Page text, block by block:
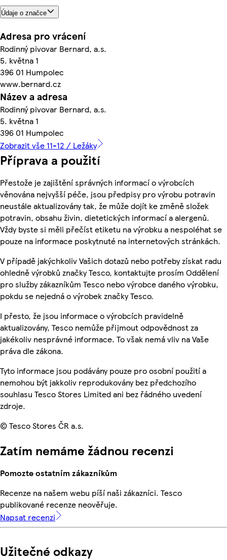
Údaje o značce
Adresa pro vrácení
Rodinný pivovar Bernard, a.s.
5. května 1
396 01 Humpolec
www.bernard.cz
Název a adresa
Rodinný pivovar Bernard, a.s.
5. května 1
396 01 Humpolec
Zobrazit vše 11-12 / Ležáky
Příprava a použití
Přestože je zajištění správných informací o výrobcích
věnována nejvyšší péče, jsou předpisy pro výrobu potravin
neustále aktualizovány tak, že může dojít ke změně složek
potravin, obsahu živin, dietetických informací a alergenů.
Vždy byste si měli přečíst etiketu na výrobku a nespoléhat se
pouze na informace poskytnuté na internetových stránkách.
V případě jakýchkoliv Vašich dotazů nebo potřeby získat radu
ohledně výrobků značky Tesco, kontaktujte prosím Oddělení
pro služby zákazníkům Tesco nebo výrobce daného výrobku,
pokdu se nejedná o výrobek značky Tesco.
I přesto, že jsou informace o výrobcích pravidelně
aktualizovány, Tesco nemůže přijmout odpovědnost za
jakékoliv nesprávné informace. To však nemá vliv na Vaše
práva dle zákona.
Tyto informace jsou podávány pouze pro osobní použití a
nemohou být jakkoliv reprodukovány bez předchozího
souhlasu Tesco Stores Limited ani bez řádného uvedení
zdroje.
© Tesco Stores ČR a.s.
Zatím nemáme žádnou recenzi
Pomozte ostatním zákazníkům
Recenze na našem webu píší naši zákazníci. Tesco
publikované recenze neověřuje.
Napsat recenzi
Užitečné odkazy